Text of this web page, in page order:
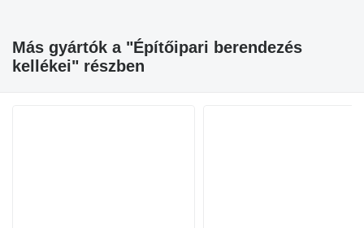
Más gyártók a "Építőipari berendezés
kellékei" részben